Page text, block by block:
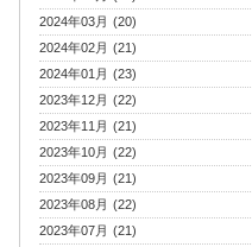
2024年03月 (20)
2024年02月 (21)
2024年01月 (23)
2023年12月 (22)
2023年11月 (21)
2023年10月 (22)
2023年09月 (21)
2023年08月 (22)
2023年07月 (21)